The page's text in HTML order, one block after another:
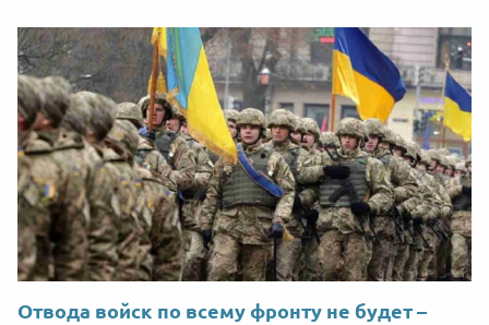
Отвода войск по всему фронту не будет –